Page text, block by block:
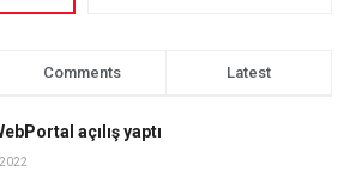
Comments Latest
açılış yaptı